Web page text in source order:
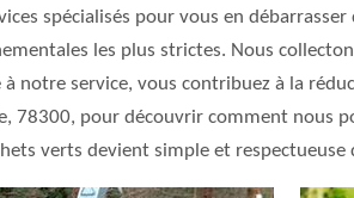
spécialisés pour vous en
les plus strictes. Nous
à notre service, vous contribuez à la
78300, pour découvrir comment nous
verts devient simple et respectueuse